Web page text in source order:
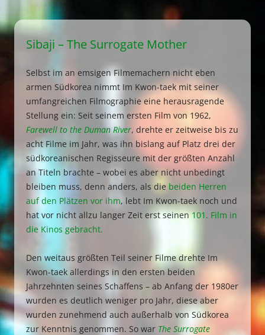
Sibaji – The Surrogate Mother
Selbst im an emsigen Filmemachern nicht eben
armen Südkorea nimmt Im Kwon-taek mit seiner
umfangreichen Filmographie eine herausragende
Stellung ein: Seit seinem ersten Film von 1962,
Farewell to the Duman River, drehte er zeitweise bis zu
acht Filme im Jahr, was ihn bislang auf Platz drei der
südkoreanischen Regisseure mit der größten Anzahl
an Titeln brachte – wobei es aber nicht unbedingt
bleiben muss, denn anders, als die beiden Herren
auf den Plätzen vor ihm, lebt Im Kwon-taek noch und
hat vor nicht allzu langer Zeit erst seinen101. Film in
die Kinos gebracht.
Den weitaus größten Teil seiner Filme drehte Im
Kwon-taek allerdings in den ersten beiden
Jahrzehnten seines Schaffens – ab Anfang der 1980er
wurden es deutlich weniger pro Jahr, diese aber
wurden zunehmend auch außerhalb von Südkorea
zur Kenntnis genommen. So war The Surrogate